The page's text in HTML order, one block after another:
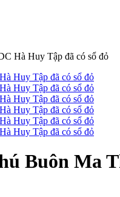
Hà Huy Tập đã có sổ đỏ
Buôn Ma